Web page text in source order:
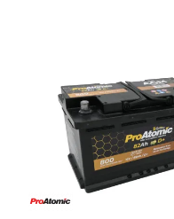
Uporedi